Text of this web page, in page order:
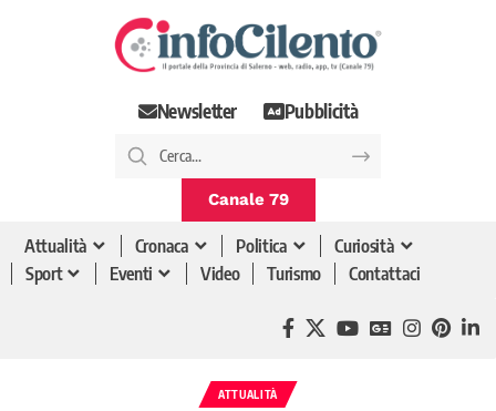
Newsletter Pubblicità
Canale 79
Attualità Cronaca Politica
Curiosità
Sport
Eventi Video Turismo Contattaci
ATTUALITÀ